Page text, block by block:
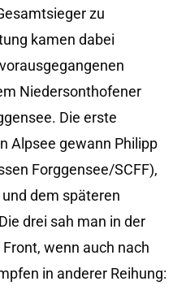
zu
kamen dabei
Niedersonthofener
Die erste
Alpsee gewann Philipp
Forggensee/SCFF),
dem späteren
drei sah man in der
wenn auch nach
in anderer Reihung: